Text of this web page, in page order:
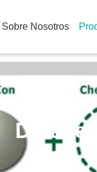
Sobre Nosotros